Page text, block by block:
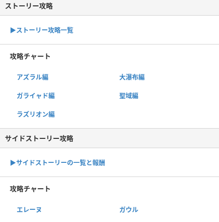
ストーリー攻略
▶︎ストーリー攻略一覧
攻略チャート
アズラル編 大瀑布編
ガライャド編 聖域編
ラズリオン編
サイドストーリー攻略
▶サイドストーリーの一覧と報酬
攻略チャート
エレーヌ ガウル